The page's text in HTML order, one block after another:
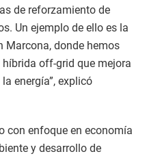
de reforzamiento de
Un ejemplo de ello es la
Marcona, donde hemos
off-grid que mejora
energía”, explicó
con enfoque en economía
y desarrollo de